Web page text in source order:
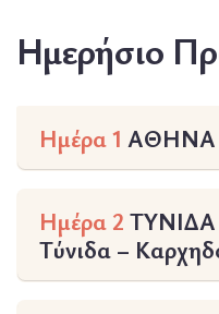
Ημερήσιο
Ημέρα 1 ΑΘΗΝΑ
Ημέρα 2 ΤΥΝΙΔΑ
Τύνιδα –